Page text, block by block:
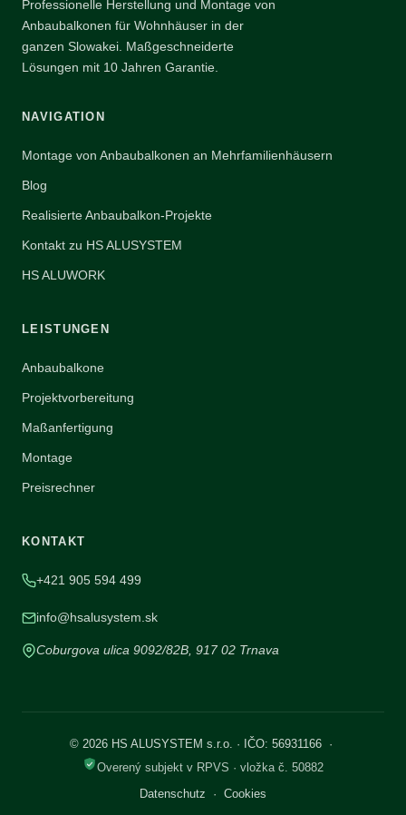
Professionelle Herstellung und Montage von
Anbaubalkonen für Wohnhäuser in der
ganzen Slowakei. Maßgeschneiderte
Lösungen mit 10 Jahren Garantie.
NAVIGATION
Montage von Anbaubalkonen an Mehrfamilienhäusern
Blog
Realisierte Anbaubalkon-Projekte
Kontakt zu HS ALUSYSTEM
HS ALUWORK
LEISTUNGEN
Anbaubalkone
Projektvorbereitung
Maßanfertigung
Montage
Preisrechner
KONTAKT
+421 905 594 499
info@hsalusystem.sk
Coburgova ulica 9092/82B, 917 02 Trnava
© 2026 HS ALUSYSTEM s.r.o. · IČO: 56931166 ·
Overený subjekt v RPVS · vložka č. 50882
Datenschutz · Cookies